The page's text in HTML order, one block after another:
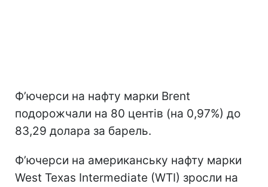
Ф’ючерси на нафту марки Brent
подорожчали на 80 центів (на 0,97%) до
83,29 долара за барель.
Ф’ючерси на американську нафту марки
West Texas Intermediate (WTI) зросли на